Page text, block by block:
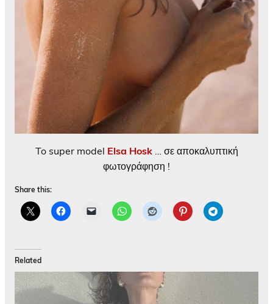
To super model Elsa Hosk… σε αποκαλυπτική
φωτογράφηση !
Share this:
Related